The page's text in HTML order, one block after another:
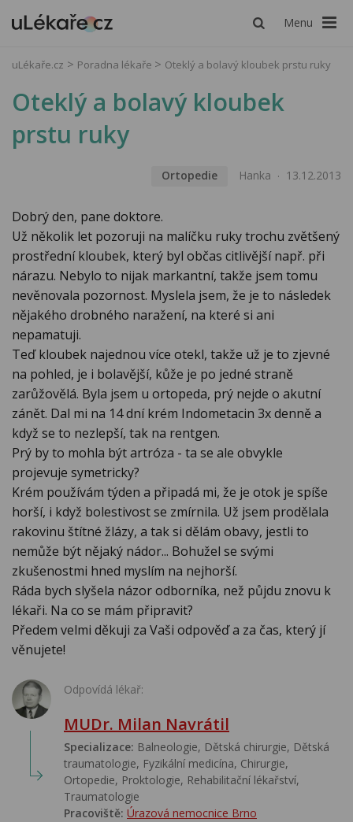
Menu
uLékaře.cz Poradna lékaře Oteklý a bolavý kloubek prstu ruky
Oteklý a bolavý kloubek
prstu ruky
Ortopedie Hanka 13.12.2013
Dobrý den, pane doktore.
Už několik let pozoruji na malíčku ruky trochu zvětšený
prostřední kloubek, který byl občas citlivější např. při
nárazu. Nebylo to nijak markantní, takže jsem tomu
nevěnovala pozornost. Myslela jsem, že je to následek
nějakého drobného naražení, na které si ani
nepamatuji.
Teď kloubek najednou více otekl, takže už je to zjevné
na pohled, je i bolavější, kůže je po jedné straně
zarůžovělá. Byla jsem u ortopeda, prý nejde o akutní
zánět. Dal mi na 14 dní krém Indometacin 3x denně a
když se to nezlepší, tak na rentgen.
Prý by to mohla být artróza - ta se ale obvykle
projevuje symetricky?
Krém používám týden a připadá mi, že je otok je spíše
horší, i když bolestivost se zmírnila. Už jsem prodělala
rakovinu štítné žlázy, a tak si dělám obavy, jestli to
nemůže být nějaký nádor... Bohužel se svými
zkušenostmi hned myslím na nejhorší.
Ráda bych slyšela názor odborníka, než půjdu znovu k
lékaři. Na co se mám připravit?
Předem velmi děkuji za Vaši odpověď a za čas, který jí
věnujete!
Odpovídá lékař:
MUDr. Milan Navrátil
Specializace: Balneologie, Dětská chirurgie, Dětská
traumatologie, Fyzikální medicína, Chirurgie,
Ortopedie, Proktologie, Rehabilitační lékařství‎,
Traumatologie
Pracoviště: Úrazová nemocnice Brno